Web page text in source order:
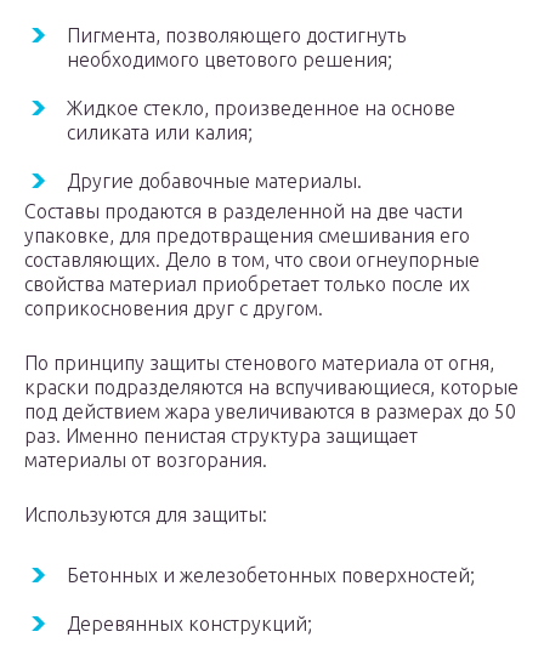
Пигмента, позволяющего достигнуть
необходимого цветового решения;
Жидкое стекло, произведенное на основе
силиката или калия;
Другие добавочные материалы.
Составы продаются в разделенной на две части
упаковке, для предотвращения смешивания его
составляющих. Дело в том, что свои огнеупорные
свойства материал приобретает только после их
соприкосновения друг с другом.
По принципу защиты стенового материала от огня,
краски подразделяются на вспучивающиеся, которые
под действием жара увеличиваются в размерах до 50
раз. Именно пенистая структура защищает
материалы от возгорания.
Используются для защиты:
Бетонных и железобетонных поверхностей;
Деревянных конструкций;